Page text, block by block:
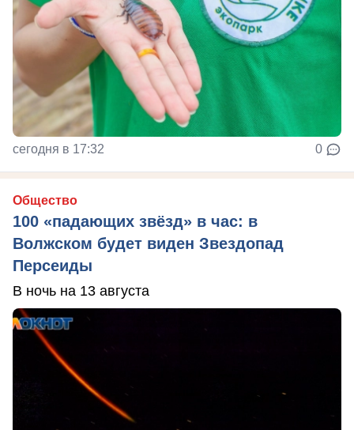
сегодня в 17:32 0
Общество
100 «падающих звёзд» в час: в
Волжском будет виден Звездопад
Персеиды
В ночь на 13 августа